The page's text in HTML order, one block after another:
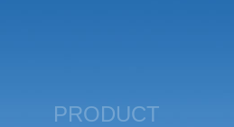
PRODUCT